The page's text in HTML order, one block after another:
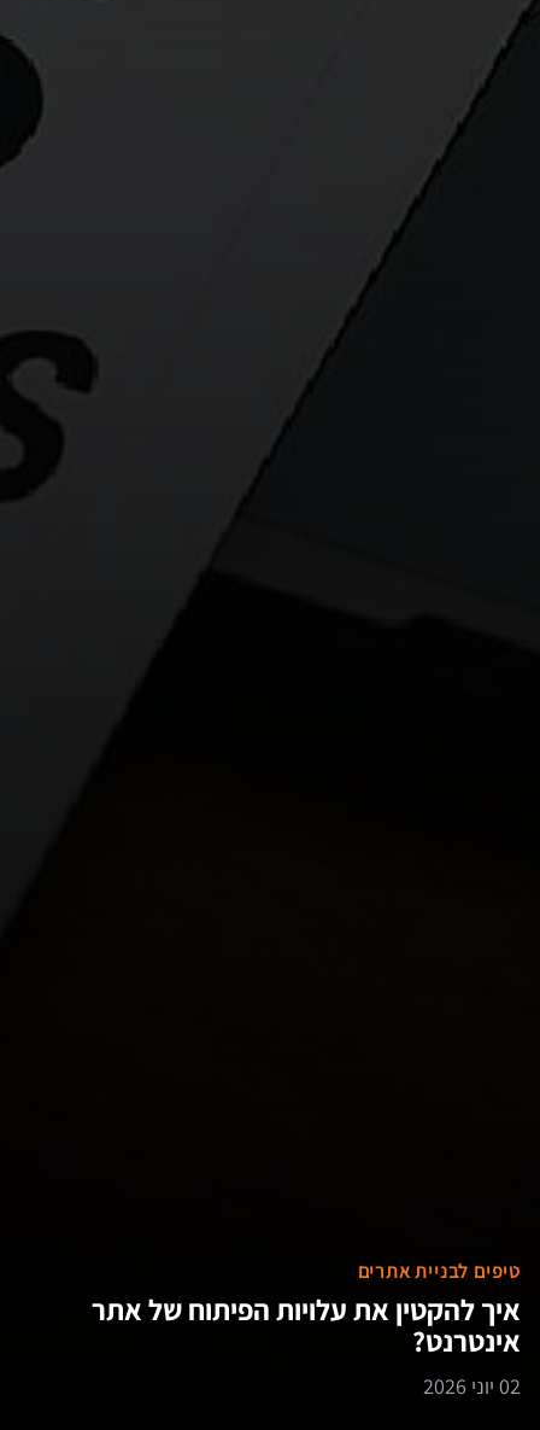
טיפים לבניית אתרים
איך להקטין את עלויות הפיתוח של אתר
אינטרנט?
02 יוני 2026